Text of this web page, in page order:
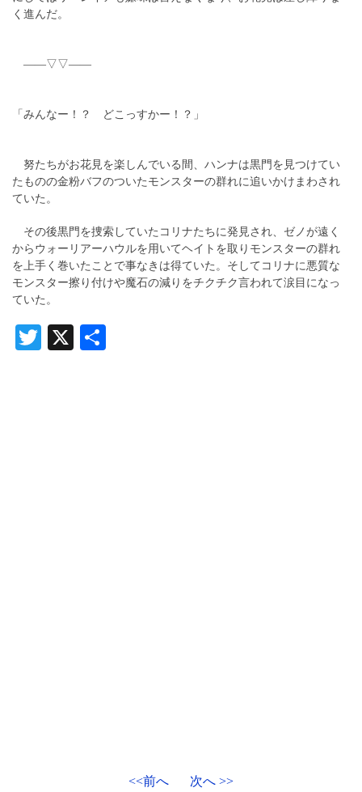
く進んだ。
――▽▽――
「みんなー！？ どこっすかー！？」
努たちがお花見を楽しんでいる間、ハンナは黒門を見つけてい
たものの金粉バフのついたモンスターの群れに追いかけまわされ
ていた。
その後黒門を捜索していたコリナたちに発見され、ゼノが遠く
からウォーリアーハウルを用いてヘイトを取りモンスターの群れ
を上手く巻いたことで事なきは得ていた。そしてコリナに悪質な
モンスター擦り付けや魔石の減りをチクチク言われて涙目になっ
ていた。
Twitter
X
<<前へ 次へ >>